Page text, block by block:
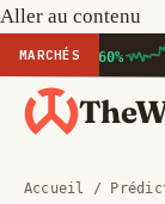
Aller au contenu
MARCHÉS
Accueil /